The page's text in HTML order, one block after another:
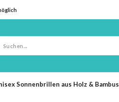
Sonnenbrillen aus Holz & Bambus